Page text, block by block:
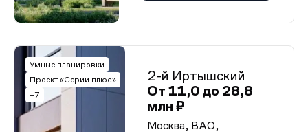
Умные планировки
Проект «Серии плюс»
+7
2-й Иртышский
От 11,0 до 28,8
млн ₽
Москва, ВАО,